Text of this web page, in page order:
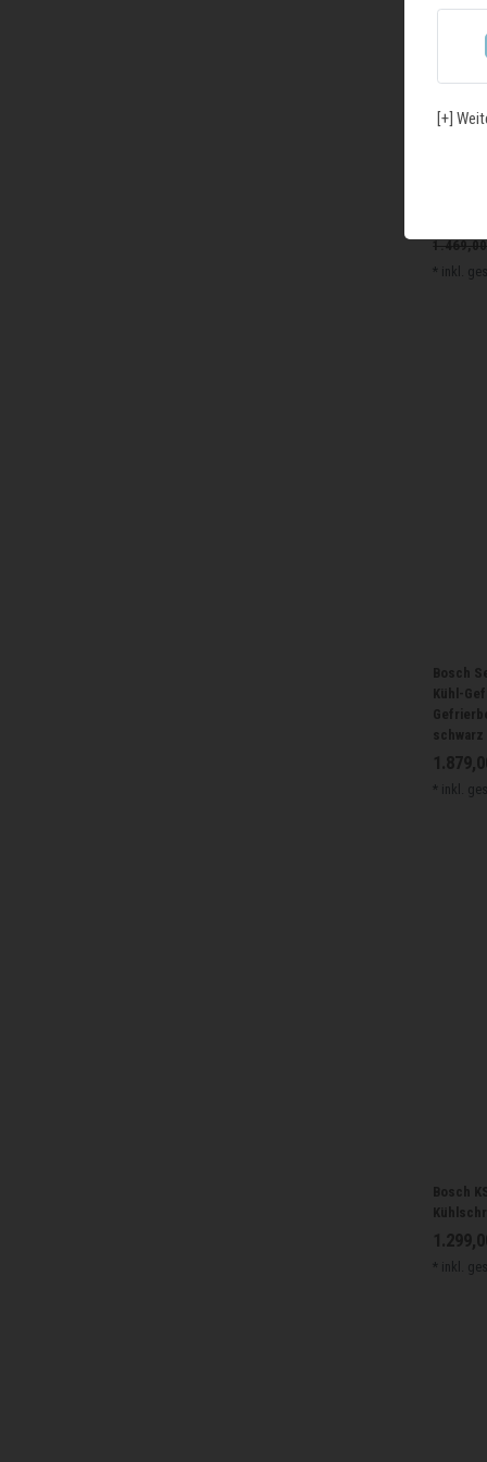
* inkl.
Bosch
Kühl-
schwarz
* inkl.
Bosch
* inkl.
[+]